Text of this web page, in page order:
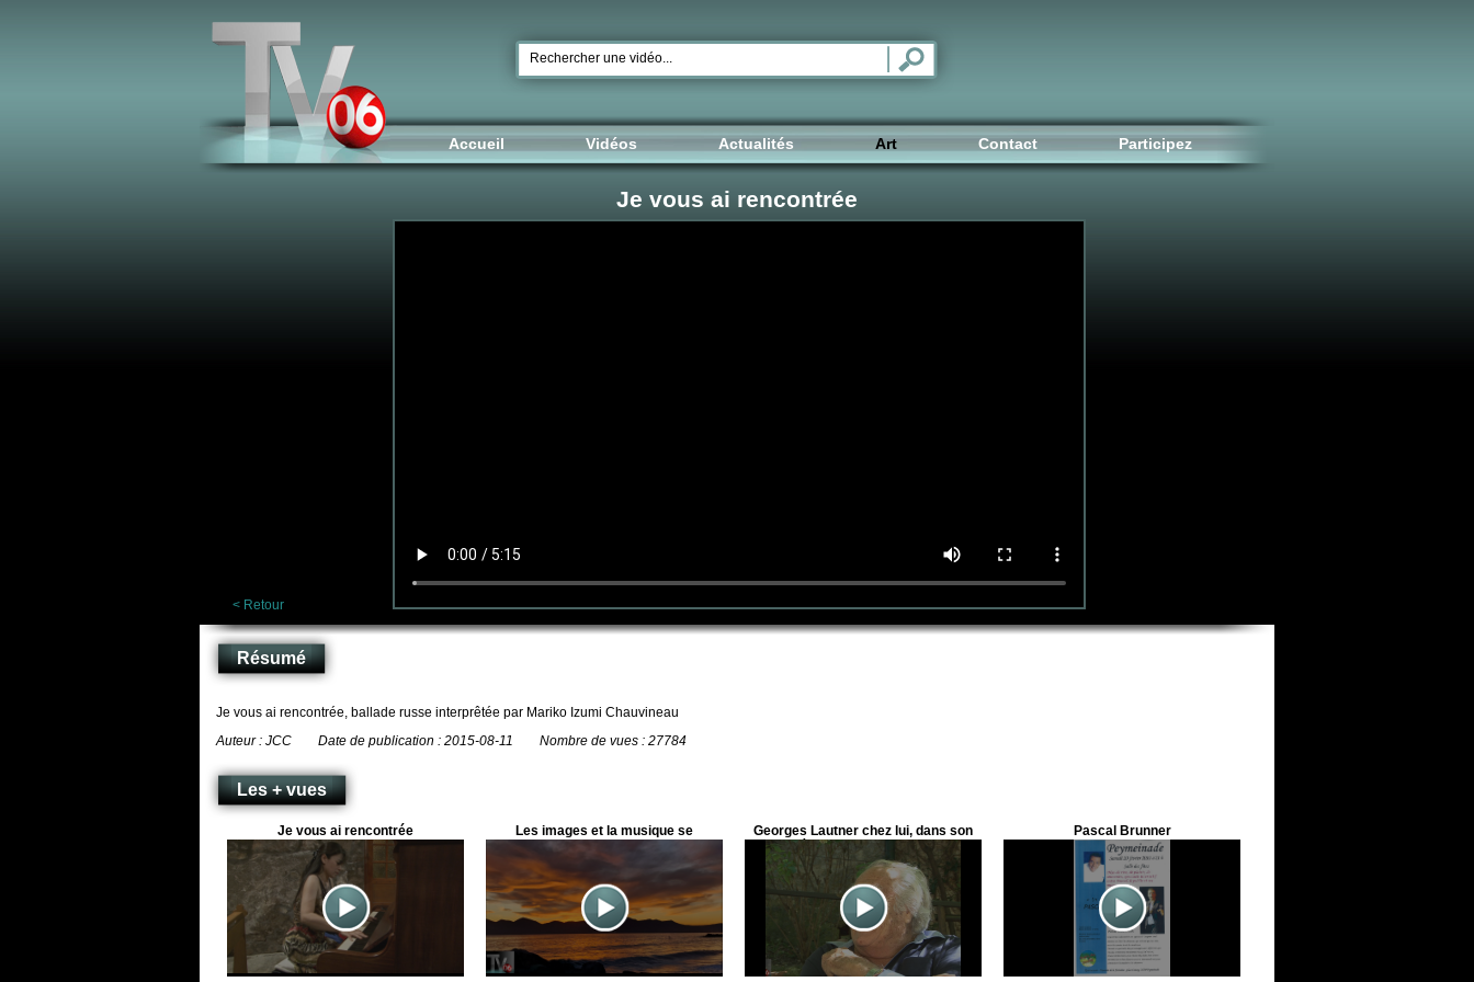
Accueil Vidéos Actualités Art Contact Participez
Je vous ai rencontrée
< Retour
Résumé
Je vous ai rencontrée, ballade russe interprêtée par Mariko Izumi Chauvineau
Auteur : JCC Date de publication : 2015-08-11 Nombre de vues : 27784
Les + vues
Je vous ai rencontrée
Les images et la musique se
Georges Lautner chez lui, dans son
moulin à Grasse au milieu des ses
amis
Pascal Brunner